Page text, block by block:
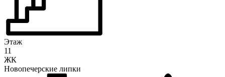
Этаж
11
ЖК
Новопечерские липки